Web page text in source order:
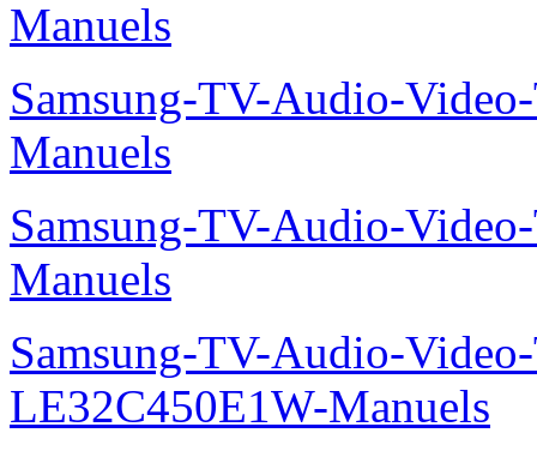
Manuels
Samsung-TV-Audio-
Manuels
Samsung-TV-Audio-
Manuels
Samsung-TV-Audio-
LE32C450E1W-Manuels